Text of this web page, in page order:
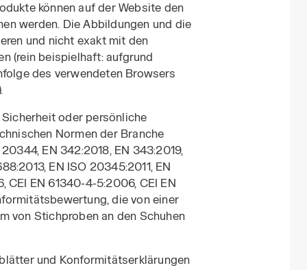
können auf der Website den
werden. Die Abbildungen und die
und nicht exakt mit den
(rein beispielhaft: aufgrund
des verwendeten Browsers
oder persönliche
Normen der Branche
EN 342:2018, EN 343:2019,
EN ISO 20345:2011, EN
CEI EN 61340-4-5:2006, CEI EN
die von einer
von Stichproben an den Schuhen
und Konformitätserklärungen